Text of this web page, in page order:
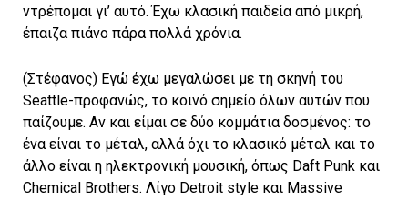
ντρέπομαι γι’ αυτό. Έχω κλασική παιδεία από μικρή,
έπαιζα πιάνο πάρα πολλά χρόνια.
(Στέφανος) Εγώ έχω μεγαλώσει με τη σκηνή του
Seattle-προφανώς, το κοινό σημείο όλων αυτών που
παίζουμε. Αν και είμαι σε δύο κομμάτια δοσμένος: το
ένα είναι το μέταλ, αλλά όχι το κλασικό μέταλ και το
άλλο είναι η ηλεκτρονική μουσική, όπως Daft Punk και
Chemical Brothers. Λίγο Detroit style και Massive